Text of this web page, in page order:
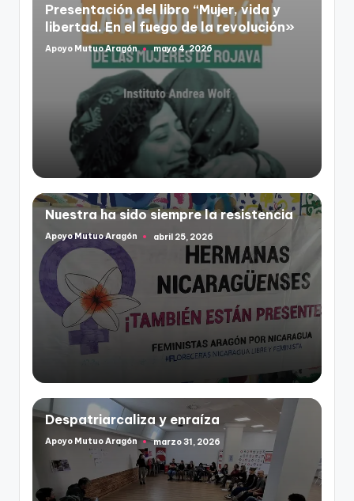
Presentación del libro “Mujer, vida y
libertad. En el fuego de la revolución»
Publicado
Apoyo Mutuo Aragón mayo 4, 2026
Nuestra ha sido siempre la resistencia
Publicado
por
Apoyo Mutuo Aragón abril 25, 2026
Despatriarcaliza y enraíza
Publicado
Apoyo Mutuo Aragón marzo 31, 2026